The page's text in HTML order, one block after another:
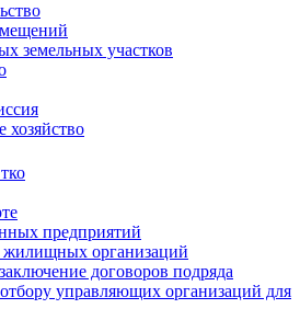
земельных участков
предприятий
организаций
договоров подряда
управляющих организаций для